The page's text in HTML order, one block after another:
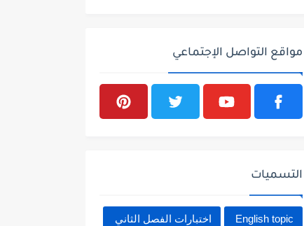
مواقع التواصل الإجتماعي
التسميات
English topic اختبارات الفصل الثاني